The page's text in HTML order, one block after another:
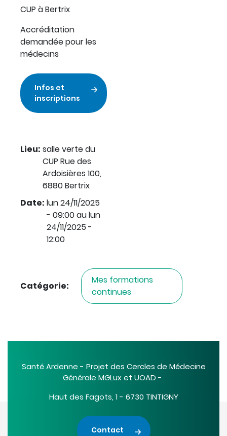
CUP à Bertrix
Accréditation
demandée pour les
médecins
Infos et
inscriptions
Lieu: salle verte du
CUP Rue des
Ardoisières 100,
6880 Bertrix
Date: lun 24/11/2025
- 09:00aulun
24/11/2025 -
12:00
Catégorie:
Mes formations
continues
Santé Ardenne - Projet des Cercles de Médecine
Générale MGLux et UOAD -
Haut des Fagots, 1 - 6730 TINTIGNY
Contact